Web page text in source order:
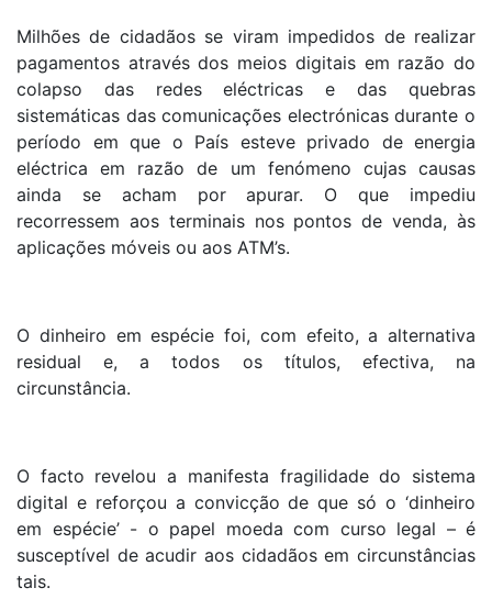
Milhões de cidadãos se viram impedidos de realizar
pagamentos através dos meios digitais em razão do
colapso das redes eléctricas e das quebras
sistemáticas das comunicações electrónicas durante o
período em que o País esteve privado de energia
eléctrica em razão de um fenómeno cujas causas
ainda se acham por apurar. O que impediu
recorressem aos terminais nos pontos de venda, às
aplicações móveis ou aos ATM’s.
O dinheiro em espécie foi, com efeito, a alternativa
residual e, a todos os títulos, efectiva, na
circunstância.
O facto revelou a manifesta fragilidade do sistema
digital e reforçou a convicção de que só o ‘dinheiro
em espécie’ - o papel moeda com curso legal – é
susceptível de acudir aos cidadãos em circunstâncias
tais.